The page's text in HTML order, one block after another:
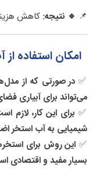
📌 🔹 نتیجه: کاهش
امکان استفاده
✅ در صورتی که از
می‌تواند برای آبیاری
✅
شیمیایی به آب استخر
✅ این روش برای
بسیار مفید و اقتصادی